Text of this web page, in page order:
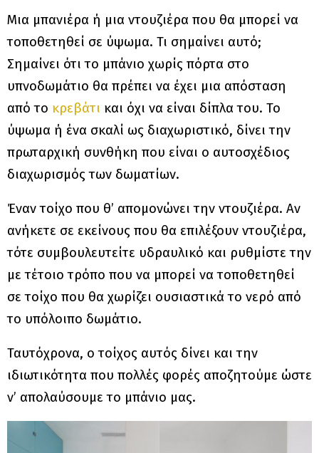
Μια μπανιέρα ή μια ντουζιέρα που θα μπορεί να
τοποθετηθεί σε ύψωμα. Τι σημαίνει αυτό;
Σημαίνει ότι το μπάνιο χωρίς πόρτα στο
υπνοδωμάτιο θα πρέπει να έχει μια απόσταση
από το κρεβάτι και όχι να είναι δίπλα του. Το
ύψωμα ή ένα σκαλί ως διαχωριστικό, δίνει την
πρωταρχική συνθήκη που είναι ο αυτοσχέδιος
διαχωρισμός των δωματίων.
Έναν τοίχο που θ’ απομονώνει την ντουζιέρα. Αν
ανήκετε σε εκείνους που θα επιλέξουν ντουζιέρα,
τότε συμβουλευτείτε υδραυλικό και ρυθμίστε την
με τέτοιο τρόπο που να μπορεί να τοποθετηθεί
σε τοίχο που θα χωρίζει ουσιαστικά το νερό από
το υπόλοιπο δωμάτιο.
Ταυτόχρονα, ο τοίχος αυτός δίνει και την
ιδιωτικότητα που πολλές φορές αποζητούμε ώστε
ν’ απολαύσουμε το μπάνιο μας.